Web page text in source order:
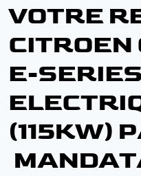
VOTRE
E-SERIES
(115KW)